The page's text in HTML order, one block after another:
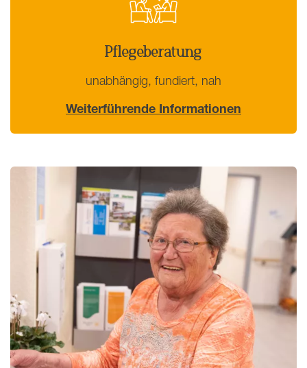
Pflegeberatung
unabhängig, fundiert, nah
Weiterführende Informationen